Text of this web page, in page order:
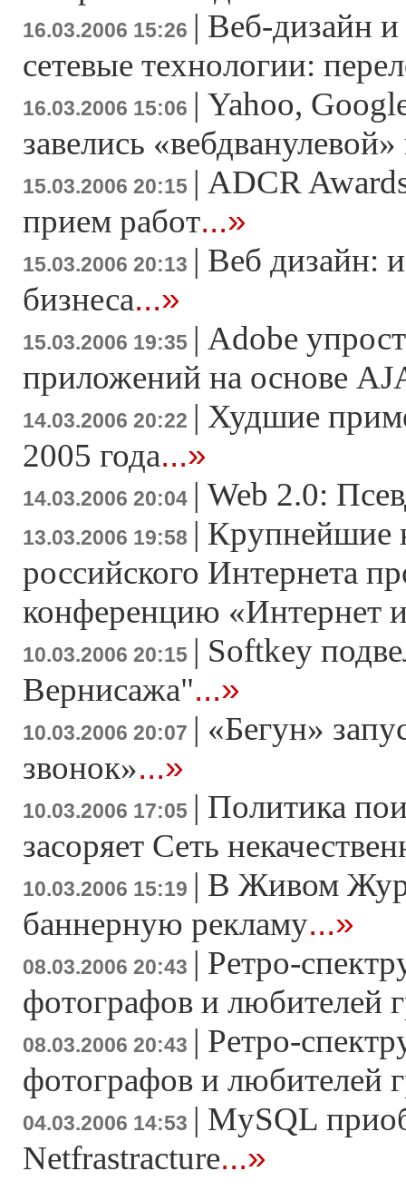
16.03.2006 15:26 | Веб-дизайн
сетевые технологии:
16.03.2006 15:06 | Yahoo,
завелись
15.03.2006 20:15 | ADCR
прием работ...»
15.03.2006 20:13 | Веб дизайн:
бизнеса...»
15.03.2006 19:35 | Adobe
приложений на основе
14.03.2006 20:22 | Худшие
2005 года...»
14.03.2006 20:04 | Web 2.0:
13.03.2006 19:58 | Крупнейшие
российского Интернета
конференцию «Интернет
10.03.2006 20:15 | Softkey
Вернисажа"...»
10.03.2006 20:07 | «Бегун»
звонок»...»
10.03.2006 17:05 | Политика
засоряет Сеть
10.03.2006 15:19 | В Живом
баннерную рекламу...»
08.03.2006 20:43 | Ретро-
фотографов и любителей
08.03.2006 20:43 | Ретро-
фотографов и любителей
04.03.2006 14:53 | MySQL
Netfrastracture...»